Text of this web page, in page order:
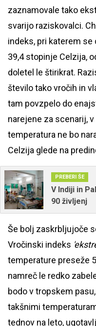
zaznamovale tako
svarijo raziskovalci.
indeks, pri katerem
39,4 stopinje Celzija,
doletel le štirikrat.
število tako vročih in
tam povzpelo do
narejene za scenarij,
temperatura ne bo
Celzija glede na
PREBERI ŠE
V Indiji in
90 življenj
Še bolj zaskrbljujoče
Vročinski indeks
temperature preseže
namreč le redko
bodo v tropskem
takšnimi
tednov na leto,